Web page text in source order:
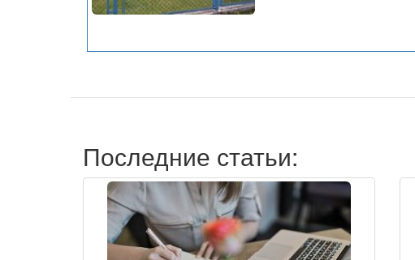
Последние статьи: